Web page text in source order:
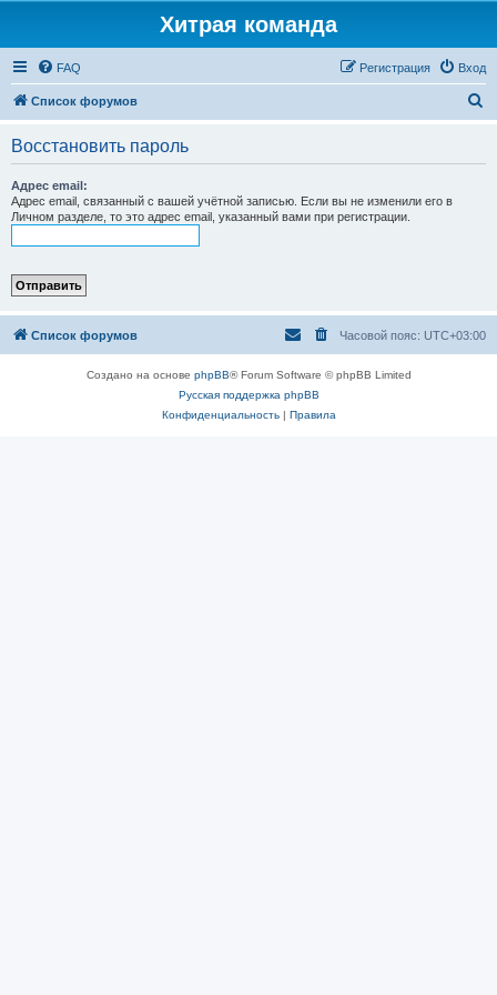
Хитрая команда
FAQ Вход
Регистрация
Список форумов
Восстановить пароль
Адрес email:
Адрес email, связанный с вашей учётной записью. Если вы не изменили его в
Личном разделе, то это адрес email, указанный вами при регистрации.
Список форумов Часовой пояс: UTC+03:00
Создано на основе phpBB® Forum Software © phpBB Limited
Русская поддержка phpBB
Конфиденциальность| Правила